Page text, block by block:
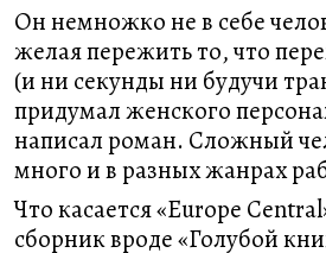
Он немножко не в себе
желая пережить то, что
(и ни секунды ни будучи
придумал женского
написал роман. Сложный
много и в разных жанрах
Что касается «Europe
сборник вроде «Голубой